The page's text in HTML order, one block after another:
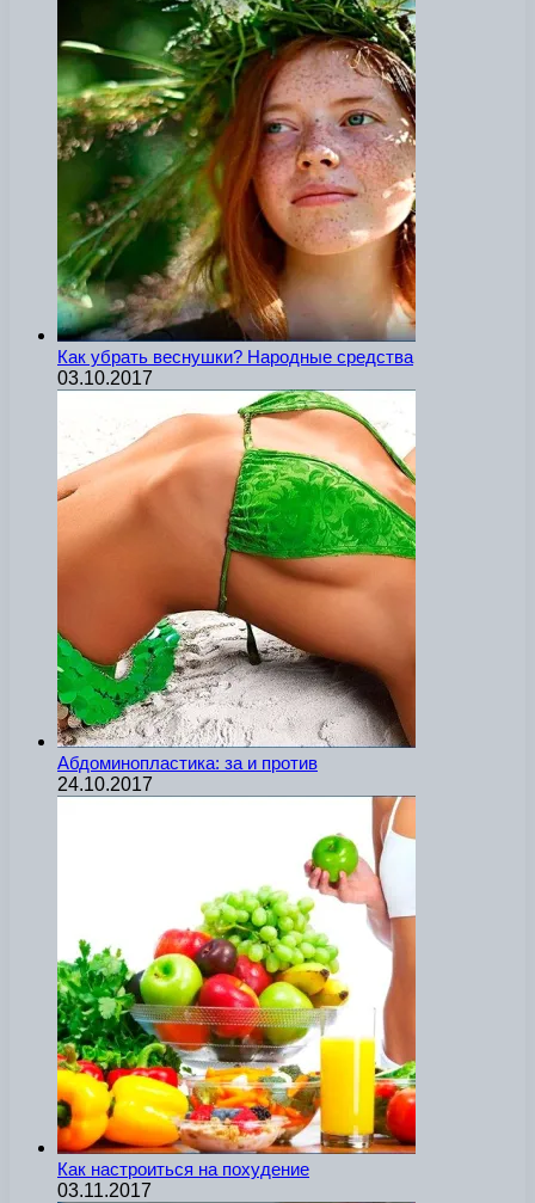
Как убрать веснушки? Народные средства
03.10.2017
Абдоминопластика: за и против
24.10.2017
Как настроиться на похудение
03.11.2017